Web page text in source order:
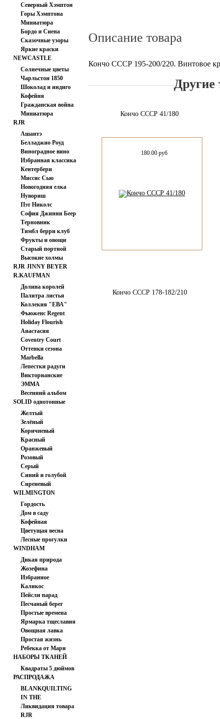
Северный Хэмптон
Горы Хэмптона
Миниатюра
Бордо и Сиена
Сказочные узоры
Яркие краски
NEWCASTLE
FABRICS
Солнечные цветы
Чарльстон 1850
Шоколад и индиго
Кофейня
Гражданская война
Миниатюра
RJR
Ашантэ
Белладжио Роуд
Виноградное вино
Избранная классика
Кентербери
Хасегаева
Миссис Сью
Новогодняя елка
Нувориш
Пэт Николс
София Джинни Беер
Терновник
Тимбл берри клуб
Фрукты и овощи
Старый портной
Высокие холмы
RJR JINNY BEYER
R.KAUFMAN
Долина королей
Палитра листья
Коллекия "ЕВА"
Japan
Фьюженс Regent
Holiday Flourish
Анастасия
Coventry Court
Оттенки сезона
Marbella
Лепестки радуги
Викторианские
розочки.
ЭММА
Весенний альбом
SOLID однотонные
ткани
Желтый
Зелёный
Коричневый
Красный
Оранжевый
Розовый
Серый
Синий и голубой
Сиреневый
WILMINGTON
PRINTS
Гордость
Дом в саду
Кофейная
Цветущая весна
Лесные прогулки
WINDHAM
FABRICS
Дикая природа
Жозефина
Избранное
Каликос
Пейсли парад
Песчаный берег
Простые времена
Ярмарка тщеславия
Овощная лавка
Простая жизнь
Ребекка от Мари
Коваль
НАБОРЫ ТКАНЕЙ
Квадраты 5 дюймов
РАСПРОДАЖА
BLANKQUILTING
IN THE
BEGINNING
Ликвидация товара
RJR
Описание товара
Кончо СССР 195-200/220. Винтовое
Другие
Кончо СССР 41/180
180.00 руб
Кончо СССР 178-182/210